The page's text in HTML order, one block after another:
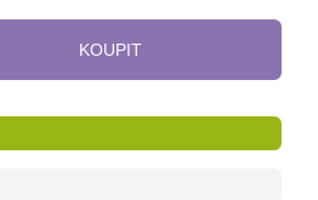
KOUPIT